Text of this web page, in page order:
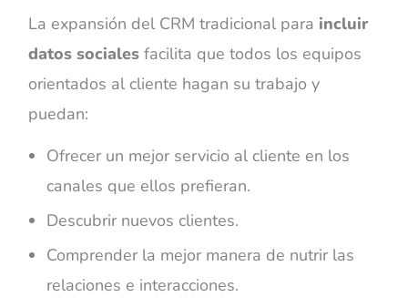
La expansión del CRM tradicional para incluir
datos sociales facilita que todos los equipos
orientados al cliente hagan su trabajo y
puedan:
Ofrecer un mejor servicio al cliente en los
canales que ellos prefieran.
Descubrir nuevos clientes.
Comprender la mejor manera de nutrir las
relaciones e interacciones.